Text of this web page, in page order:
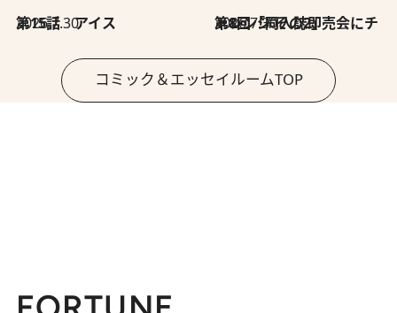
2026.7.30
第15話 アイス 2026.7.30
第8回「同人誌即売会にチャレンジ その2」
コミック＆エッセイルームTOP